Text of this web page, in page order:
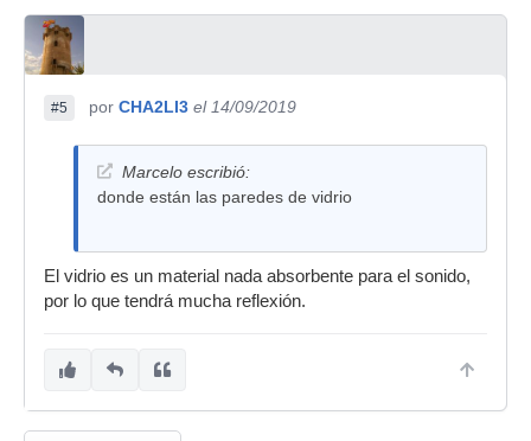
#5 por CHA2LI3 el 14/09/2019
Marcelo escribió:
donde están las paredes de vidrio
El vidrio es un material nada absorbente para el sonido,
por lo que tendrá mucha reflexión.